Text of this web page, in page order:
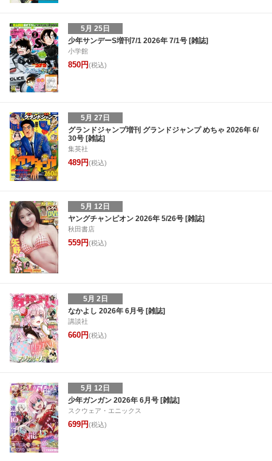
5月 25日
少年サンデーS増刊7/1 2026年 7/1号 [雑誌]
小学館
850円(税込)
5月 27日
グランドジャンプ増刊 グランドジャンプ めちゃ 2026年 6/
30号 [雑誌]
集英社
489円(税込)
5月 12日
ヤングチャンピオン 2026年 5/26号 [雑誌]
秋田書店
559円(税込)
5月 2日
なかよし 2026年 6月号 [雑誌]
講談社
660円(税込)
5月 12日
少年ガンガン 2026年 6月号 [雑誌]
スクウェア・エニックス
699円(税込)